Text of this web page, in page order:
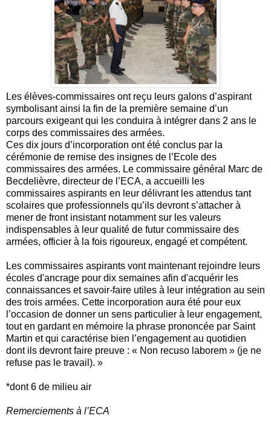
Les élèves-commissaires ont reçu leurs galons d’aspirant
symbolisant ainsi la fin de la première semaine d’un
parcours exigeant qui les conduira à intégrer dans 2 ans le
corps des commissaires des armées.
Ces dix jours d’incorporation ont été conclus par la
cérémonie de remise des insignes de l’Ecole des
commissaires des armées. Le commissaire général Marc de
Becdelièvre, directeur de l’ECA, a accueilli les
commissaires aspirants en leur délivrant les attendus tant
scolaires que professionnels qu’ils devront s’attacher à
mener de front insistant notamment sur les valeurs
indispensables à leur qualité de futur commissaire des
armées, officier à la fois rigoureux, engagé et compétent.
Les commissaires aspirants vont maintenant rejoindre leurs
écoles d'ancrage pour dix semaines afin d'acquérir les
connaissances et savoir-faire utiles à leur intégration au sein
des trois armées. Cette incorporation aura été pour eux
l’occasion de donner un sens particulier à leur engagement,
tout en gardant en mémoire la phrase prononcée par Saint
Martin et qui caractérise bien l’engagement au quotidien
dont ils devront faire preuve : « Non recuso laborem » (je ne
refuse pas le travail). »
*dont 6 de milieu air
Remerciements à l’ECA